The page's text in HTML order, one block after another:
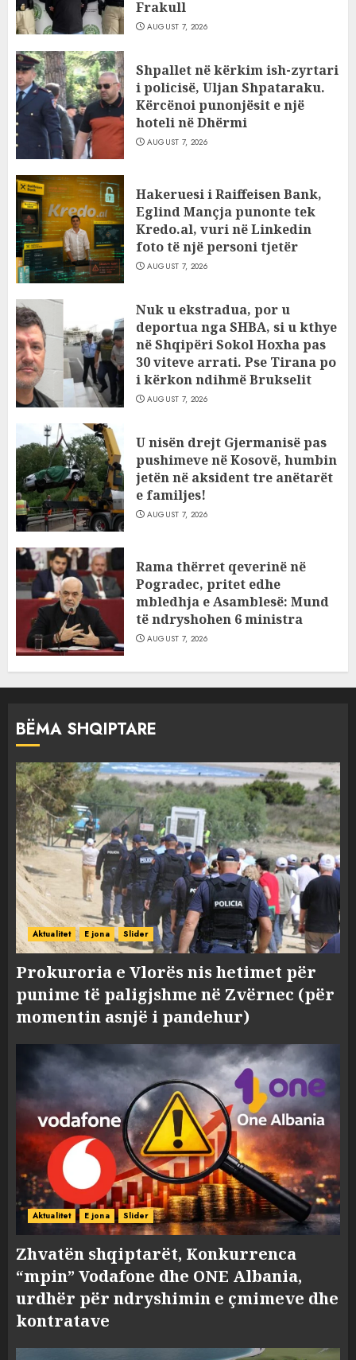
Frakull
AUGUST 7, 2026
Shpallet në kërkim ish-zyrtari
i policisë, Uljan Shpataraku.
Kërcënoi punonjësit e një
hoteli në Dhërmi
AUGUST 7, 2026
Hakeruesi i Raiffeisen Bank,
Eglind Mançja punonte tek
Kredo.al, vuri në Linkedin
foto të një personi tjetër
AUGUST 7, 2026
Nuk u ekstradua, por u
deportua nga SHBA, si u kthye
në Shqipëri Sokol Hoxha pas
30 viteve arrati. Pse Tirana po
i kërkon ndihmë Brukselit
AUGUST 7, 2026
U nisën drejt Gjermanisë pas
pushimeve në Kosovë, humbin
jetën në aksident tre anëtarët
e familjes!
AUGUST 7, 2026
Rama thërret qeverinë në
Pogradec, pritet edhe
mbledhja e Asamblesë: Mund
të ndryshohen 6 ministra
AUGUST 7, 2026
BËMA SHQIPTARE
Aktualitet E jona Slider
Prokuroria e Vlorës nis hetimet për
punime të paligjshme në Zvërnec (për
momentin asnjë i pandehur)
Aktualitet E jona Slider
Zhvatën shqiptarët, Konkurrenca
“mpin” Vodafone dhe ONE Albania,
urdhër për ndryshimin e çmimeve dhe
kontratave